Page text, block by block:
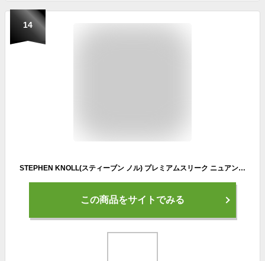
14
STEPHEN KNOLL(スティーブン ノル) プレミアムスリーク ニュアンスアレンジ トリートメント (パーマヘア用) 80グラム (x 1)
この商品をサイトでみる